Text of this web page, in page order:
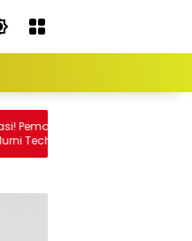
di
Issue, Stok
Aman!